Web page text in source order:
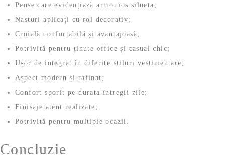
Pense care evidențiază armonios silueta;
Nasturi aplicați cu rol decorativ;
Croială confortabilă și avantajoasă;
Potrivită pentru ținute office și casual chic;
Ușor de integrat în diferite stiluri vestimentare;
Aspect modern și rafinat;
Confort sporit pe durata întregii zile;
Finisaje atent realizate;
Potrivită pentru multiple ocazii.
Concluzie